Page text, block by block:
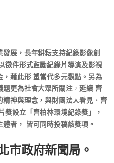
展，長年耕耘支持紀錄影像創
徵件形式鼓勵紀錄片導演及影視
藉此形 塑當代多元觀點。另為
題更為社會大眾所關注，延續 齊
神與理念，與財團法人看見．齊
獎設立「齊柏林環境紀錄獎」，
者， 皆可同時投稿該獎項。
市政府新聞局。